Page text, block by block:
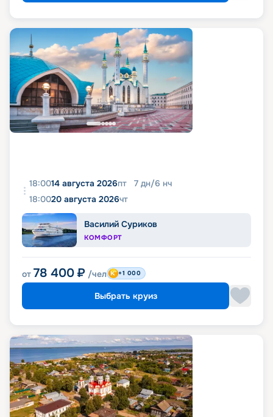
18:0014 августа 2026пт 7 дн/6 нч
18:0020 августа 2026чт
Василий Суриков
КОМФОРТ
от 78 400 ₽ /чел +1 000
Выбрать круиз